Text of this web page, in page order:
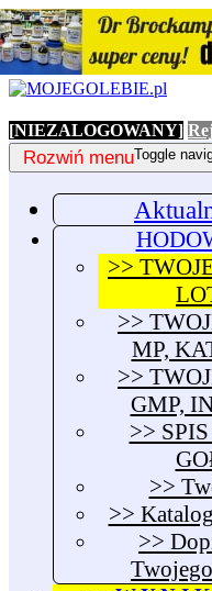
[NIEZALOGOWANY]
Toggle
Rozwiń menu
>>
>>
MP,
>>
GMP,
>>
>>
>>
>>